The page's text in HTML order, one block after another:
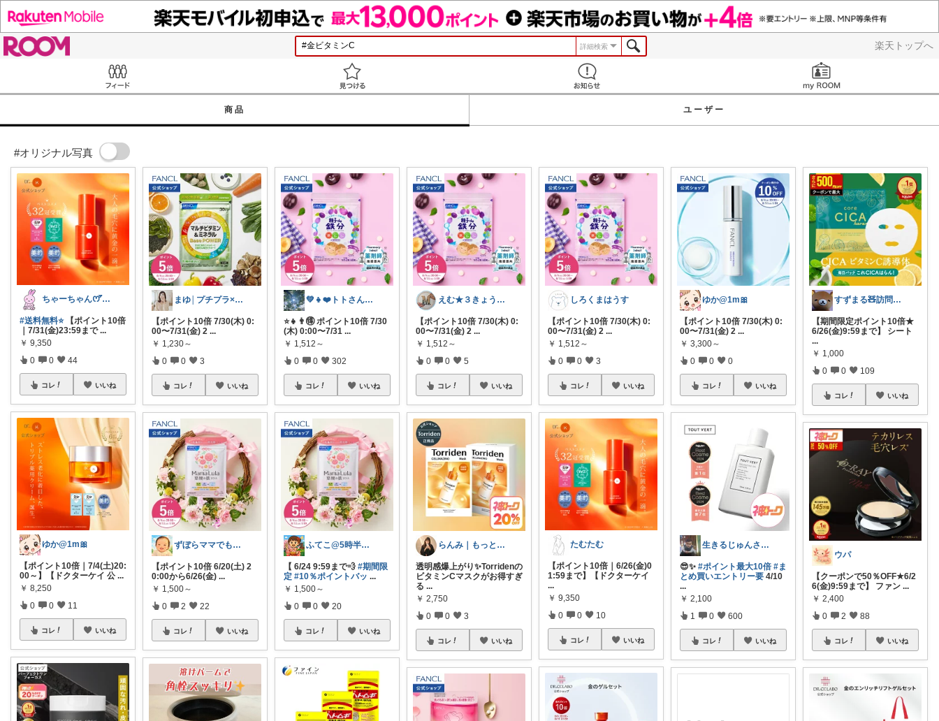
楽天トップへ
詳細検索
商品 ユーザー
#オリジナル写真
ちゃーちゃん‪ꯁꯧありがとう🫶🏻💕
#送料無料⭐️【ポイント10倍
｜7/31(金)23:59まで ...
￥ 9,350
0 0 44
コレ いいね
ゆか@1m🎀
【ポイント10倍｜7/4(土)20:
00～】【ドクターケイ 公 ...
￥ 8,250
0 0 11
コレ いいね
まゆ│プチプラ×ご褒美スイーツ
【ポイント10倍 7/30(木) 0:
00〜7/31(金) 2 ...
￥ 1,230～
0 0 3
コレ いいね
ずぼらママでもかわいくご機嫌ROOM
【ポイント10倍 6/20(土) 2
0:00から6/26(金) ...
￥ 1,500～
0 2 22
コレ いいね
💚👧❤️トトさん 8月🥵
⭐️👧👨🉐 ポイント10倍 7/30
(木) 0:00〜7/31 ...
￥ 1,512～
0 0 302
コレ いいね
ふてこ@5時半頃ｺﾚ/京都のｲｲもの🍵
【 6/24 9:59まで💨#期間限
定 #10％ポイントバッ ...
￥ 1,500～
0 0 20
コレ いいね
えむ★３きょうだい子育て
【ポイント10倍 7/30(木) 0:
00〜7/31(金) 2 ...
￥ 1,512～
0 0 5
コレ いいね
らんみ｜もっと心地いい暮らし
透明感爆上がり✨Torridenの
ビタミンCマスクがお得すぎ
る ...
￥ 2,750
0 0 3
コレ いいね
しろくまはうす
【ポイント10倍 7/30(木) 0:
00〜7/31(金) 2 ...
￥ 1,512～
0 0 3
コレ いいね
たむたむ
【ポイント10倍｜6/26(金)0
1:59まで】【ドクターケイ
...
￥ 9,350
0 0 10
コレ いいね
ゆか@1m🎀
【ポイント10倍 7/30(木) 0:
00〜7/31(金) 2 ...
￥ 3,300～
0 0 0
コレ いいね
生きるじゅんさん、フォロワー様より買う
😎✨#ポイント最大10倍 #ま
とめ買いエントリー要 4/10
...
￥ 2,100
1 0 600
コレ いいね
すずまる🧸訪問感謝です🥹🙏🏻💖
【期間限定ポイント10倍★
6/26(金)9:59まで】 シート
...
￥ 1,000
0 0 109
コレ いいね
ウパ
【クーポンで50％OFF★6/2
6(金)9:59まで】 ファン ...
￥ 2,400
0 2 88
コレ いいね